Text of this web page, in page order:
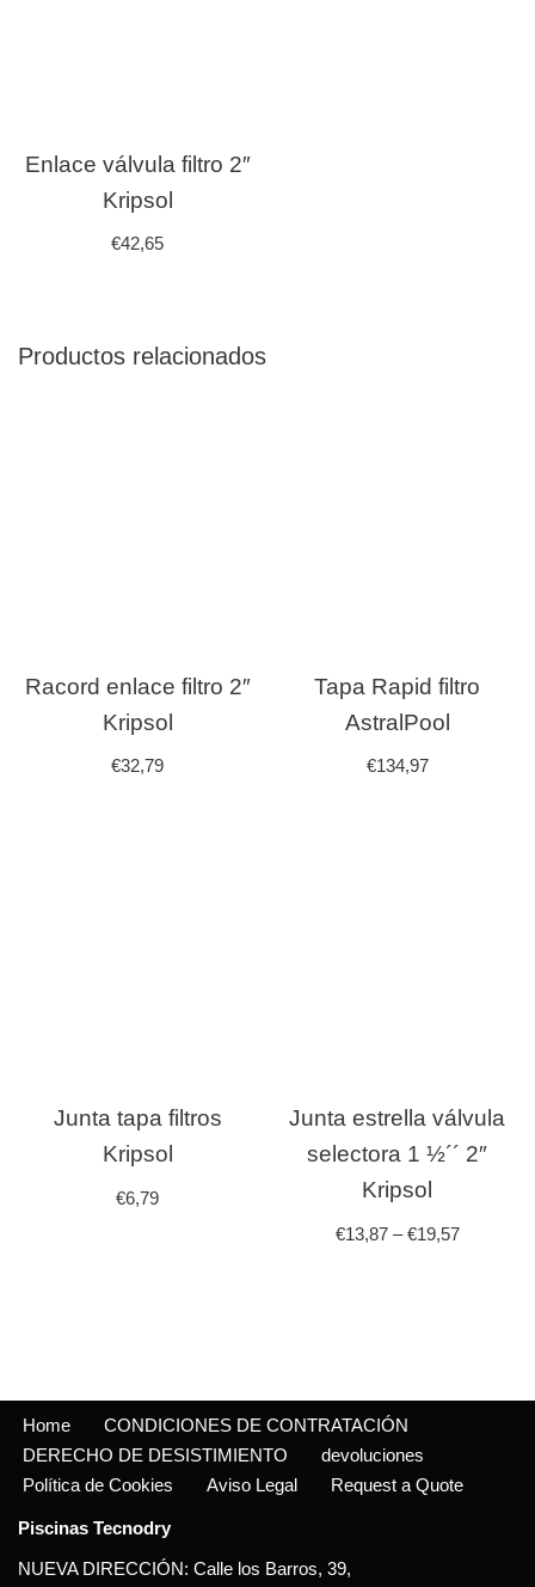
Enlace válvula filtro 2″
Kripsol
€42,65
Productos relacionados
Racord enlace filtro 2″
Kripsol
€32,79
Tapa Rapid filtro
AstralPool
€134,97
Junta tapa filtros
Kripsol
€6,79
Junta estrella válvula
selectora 1 ½´´ 2″
Kripsol
€13,87–€19,57
Home
CONDICIONES DE CONTRATACIÓN
DERECHO DE DESISTIMIENTO
devoluciones
Política de Cookies
Aviso Legal Request a Quote
Piscinas Tecnodry
NUEVA DIRECCIÓN: Calle los Barros, 39,